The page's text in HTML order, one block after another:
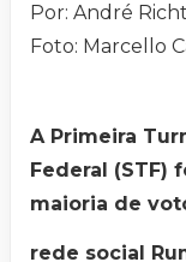
Por: André
Foto: Marcello
A Primeira
Federal (STF)
maioria de
rede social